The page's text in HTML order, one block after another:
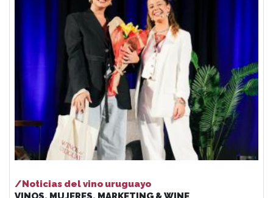
/Noticias del vino uruguayo